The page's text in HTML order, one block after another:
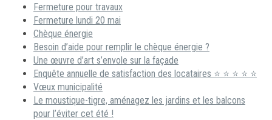
Fermeture pour travaux
Fermeture lundi 20 mai
Chèque énergie
Besoin d’aide pour remplir le chèque énergie ?
Une œuvre d’art s’envole sur la façade
Enquête annuelle de satisfaction des locataires ⭐ ⭐ ⭐ ⭐ ⭐
Vœux municipalité
Le moustique-tigre, aménagez les jardins et les balcons
pour l’éviter cet été !